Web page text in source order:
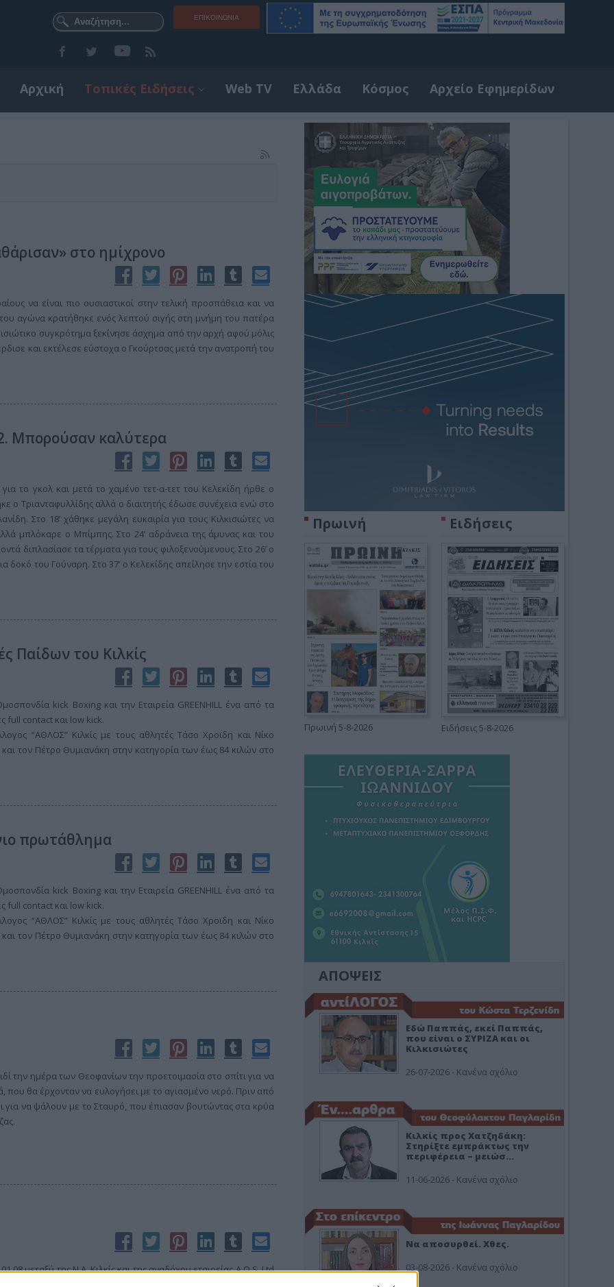
ΕΠΙΚΟΙΝΩΝΊΑ
Αρχική Τοπικές Ειδήσεις Web TV Ελλάδα Κόσμος Αρχείο Εφημερίδων
στο ημίχρονο
να είναι πιο ουσιαστικοί στην τελική προσπάθεια και να
αγώνα κρατήθηκε ενός λεπτού σιγής στη μνήμη του πατέρα
συγκρότημα ξεκίνησε άσχημα από την αρχή αφού μόλις
και εκτέλεσε εύστοχα ο Γκούρτσας μετά την ανατροπή του
Μπορούσαν καλύτερα
το γκολ και μετά το χαμένο τετ-α-τετ του Κελεκίδη ήρθε ο
ο Τριανταφυλλίδης αλλά ο διαιτητής έδωσε συνέχεια ενώ στο
Στο 18’ χάθηκε μεγάλη ευκαιρία για τους Κιλκισιώτες να
μπλόκαρε ο Μπίμπης. Στο 24’ αδράνεια της άμυνας και του
διπλασίασε τα τέρματα για τους φιλοξενούμενους. Στο 26’ ο
δοκό του Γούναρη. Στο 37’ ο Κελεκίδης απείλησε την εστία του
Παίδων του Κιλκίς
kick Boxing και την Εταιρεία GREENHILL ένα από τα
full contact και low kick.
“ΑΘΛΟΣ” Κιλκίς με τους αθλητές Τάσο Χροϊδη και Νίκο
τον Πέτρο Θυμιανάκη στην κατηγορία των έως 84 κιλών στο
πρωτάθλημα
kick Boxing και την Εταιρεία GREENHILL ένα από τα
full contact και low kick.
“ΑΘΛΟΣ” Κιλκίς με τους αθλητές Τάσο Χροϊδη και Νίκο
τον Πέτρο Θυμιανάκη στην κατηγορία των έως 84 κιλών στο
την ημέρα των Θεοφανίων την προετοιμασία στο σπίτι για να
θα έρχονταν να ευλογήσει με το αγιασμένο νερό. Πριν από
για να ψάλουν με το Σταυρό, που έπιασαν βουτώντας στα κρύα
μεταξύ της Ν.Α. Κιλκίς και της αναδόχου εταιρείας A.Q.S. Ltd
Πρωινή
Πρωινή 5-8-2026
Ειδήσεις
Ειδήσεις 5-8-2026
ΑΠΟΨΕΙΣ
Εδώ Παππάς, εκεί Παππάς,
που είναι ο ΣΥΡΙΖΑ και οι
Κιλκισιώτες
26-07-2026 - Κανένα σχόλιο
Κιλκίς προς Χατζηδάκη:
Στηρίξτε εμπράκτως την
περιφέρεια – μειώσ…
11-06-2026 - Κανένα σχόλιο
Να αποσυρθεί. Χθες.
03-08-2026 - Κανένα σχόλιο